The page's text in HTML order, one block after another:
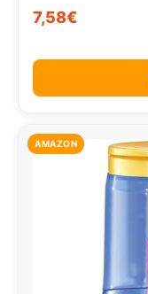
7,58€
AMAZON